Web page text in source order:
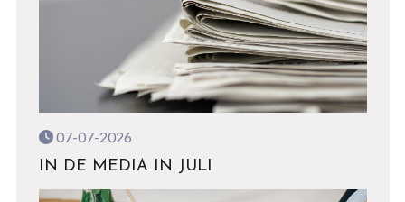
07-07-2026
IN DE MEDIA IN JULI